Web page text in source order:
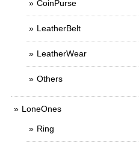
CoinPurse
LeatherBelt
LeatherWear
Others
LoneOnes
Ring